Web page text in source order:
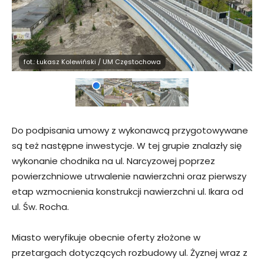
fot.: Łukasz Kolewiński / UM Częstochowa
Do podpisania umowy z wykonawcą przygotowywane
są też następne inwestycje. W tej grupie znalazły się
wykonanie chodnika na ul. Narcyzowej poprzez
powierzchniowe utrwalenie nawierzchni oraz pierwszy
etap wzmocnienia konstrukcji nawierzchni ul. Ikara od
ul. Św. Rocha.
Miasto weryfikuje obecnie oferty złożone w
przetargach dotyczących rozbudowy ul. Żyznej wraz z